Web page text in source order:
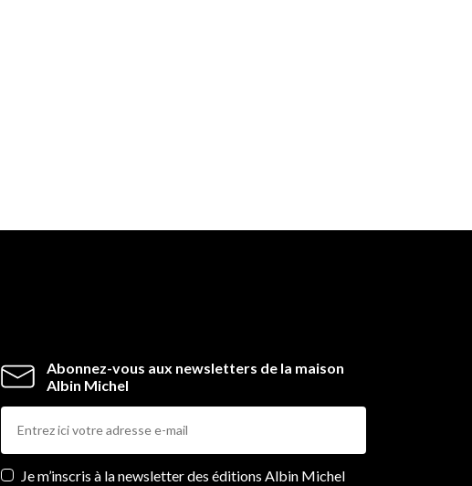
Abonnez-vous aux newsletters de la maison
Albin Michel
Newsletters
Je m’inscris à la newsletter des éditions Albin Michel